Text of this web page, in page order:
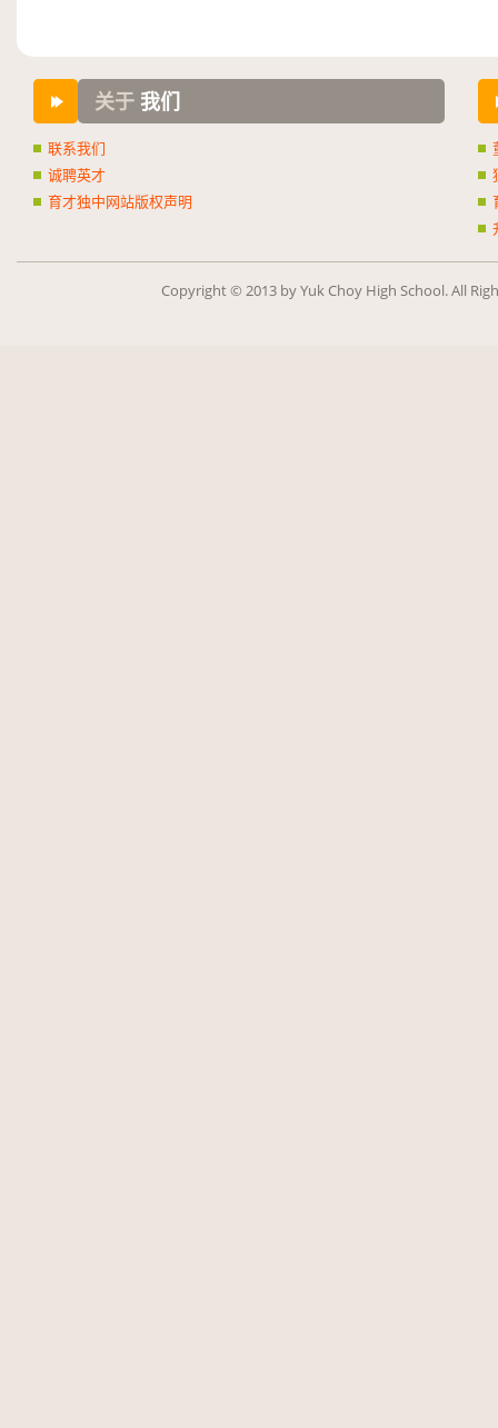
关于 我们
联系我们
诚聘英才
育才独中网站版权声明
Copy­right © 2013 by Yuk Choy High School. All